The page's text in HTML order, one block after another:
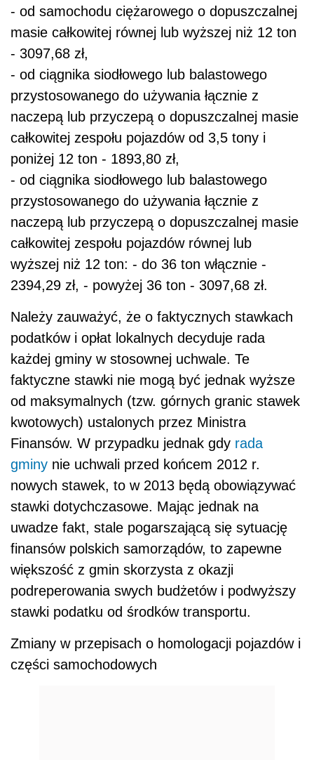
- od samochodu ciężarowego o dopuszczalnej
masie całkowitej równej lub wyższej niż 12 ton
- 3097,68 zł,
- od ciągnika siodłowego lub balastowego
przystosowanego do używania łącznie z
naczepą lub przyczepą o dopuszczalnej masie
całkowitej zespołu pojazdów od 3,5 tony i
poniżej 12 ton - 1893,80 zł,
- od ciągnika siodłowego lub balastowego
przystosowanego do używania łącznie z
naczepą lub przyczepą o dopuszczalnej masie
całkowitej zespołu pojazdów równej lub
wyższej niż 12 ton: - do 36 ton włącznie -
2394,29 zł, - powyżej 36 ton - 3097,68 zł.
Należy zauważyć, że o faktycznych stawkach
podatków i opłat lokalnych decyduje rada
każdej gminy w stosownej uchwale. Te
faktyczne stawki nie mogą być jednak wyższe
od maksymalnych (tzw. górnych granic stawek
kwotowych) ustalonych przez Ministra
Finansów. W przypadku jednak gdy rada
gminy nie uchwali przed końcem 2012 r.
nowych stawek, to w 2013 będą obowiązywać
stawki dotychczasowe. Mając jednak na
uwadze fakt, stale pogarszającą się sytuację
finansów polskich samorządów, to zapewne
większość z gmin skorzysta z okazji
podreperowania swych budżetów i podwyższy
stawki podatku od środków transportu.
Zmiany w przepisach o homologacji pojazdów i
części samochodowych